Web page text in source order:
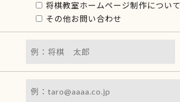
将棋教室ホームページ制作について
その他お問い合わせ